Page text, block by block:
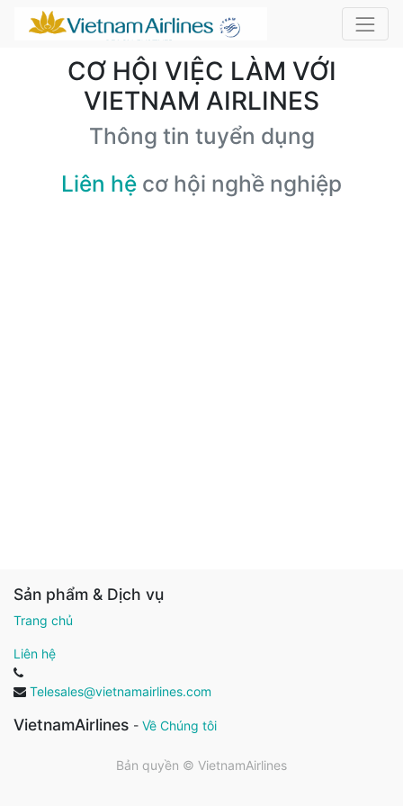
CƠ HỘI VIỆC LÀM VỚI
VIETNAM AIRLINES
Thông tin tuyển dụng
Liên hệ cơ hội nghề nghiệp
Sản phẩm & Dịch vụ
Trang chủ
Liên hệ
Telesales@vietnamairlines.com
VietnamAirlines - Về Chúng tôi
Bản quyền © VietnamAirlines